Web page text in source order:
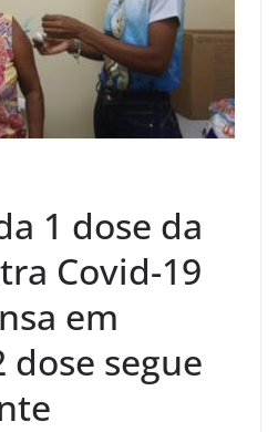
1 dose da
Covid-19
em
dose segue